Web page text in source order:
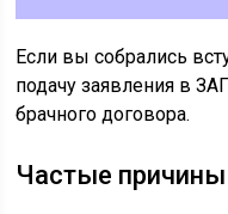
Если вы собрались
подачу заявления в
брачного договора.
Частые